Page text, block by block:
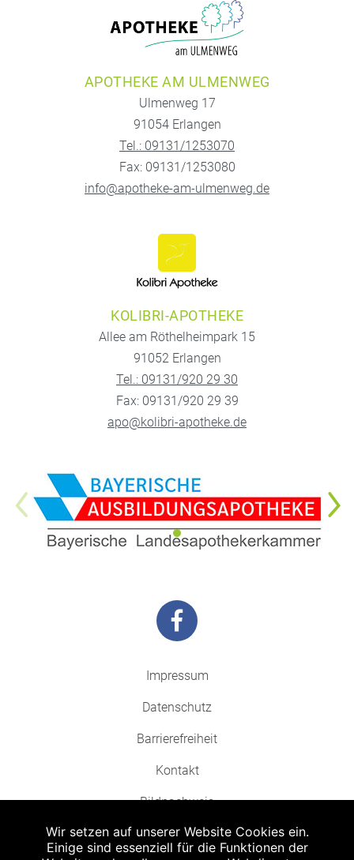
APOTHEKE AM ULMENWEG
Ulmenweg 17
91054 Erlangen
Tel.: 09131/1253070
Fax: 09131/1253080
info@apotheke-am-ulmenweg.de
KOLIBRI-APOTHEKE
Allee am Röthelheimpark 15
91052 Erlangen
Tel.: 09131/920 29 30
Fax: 09131/920 29 39
apo@kolibri-apotheke.de
Impressum
Datenschutz
Barrierefreiheit
Kontakt
Bildnachweis
Wir setzen auf unserer Website Cookies ein.
Einige sind essenziell für die Funktionen der